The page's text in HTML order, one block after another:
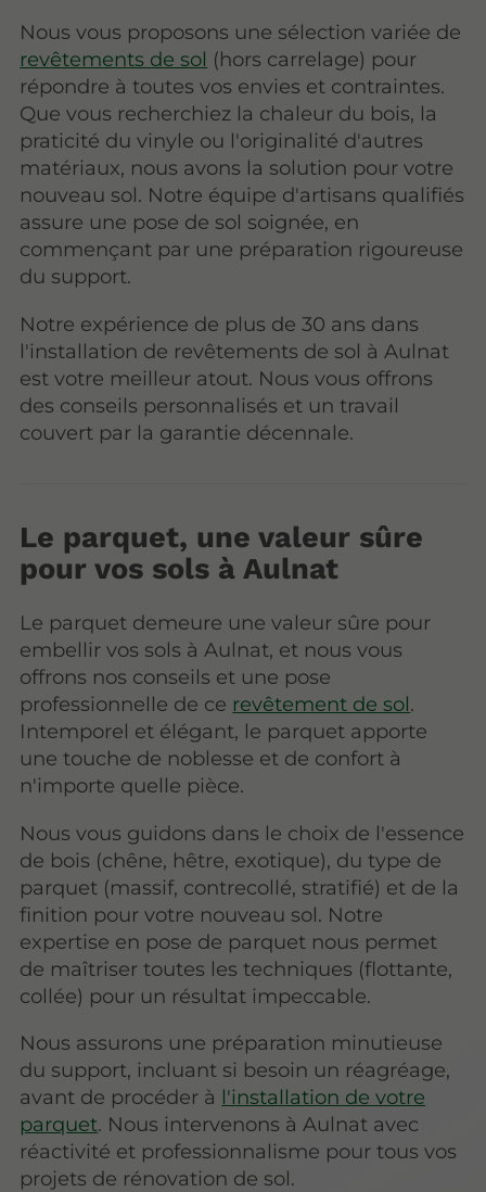
Nous vous proposons une sélection variée de
revêtements de sol (hors carrelage) pour
répondre à toutes vos envies et contraintes.
Que vous recherchiez la chaleur du bois, la
praticité du vinyle ou l'originalité d'autres
matériaux, nous avons la solution pour votre
nouveau sol. Notre équipe d'artisans qualifiés
assure une pose de sol soignée, en
commençant par une préparation rigoureuse
du support.
Notre expérience de plus de 30 ans dans
l'installation de revêtements de sol à Aulnat
est votre meilleur atout. Nous vous offrons
des conseils personnalisés et un travail
couvert par la garantie décennale.
Le parquet, une valeur sûre
pour vos sols à Aulnat
Le parquet demeure une valeur sûre pour
embellir vos sols à Aulnat, et nous vous
offrons nos conseils et une pose
professionnelle de ce revêtement de sol.
Intemporel et élégant, le parquet apporte
une touche de noblesse et de confort à
n'importe quelle pièce.
Nous vous guidons dans le choix de l'essence
de bois (chêne, hêtre, exotique), du type de
parquet (massif, contrecollé, stratifié) et de la
finition pour votre nouveau sol. Notre
expertise en pose de parquet nous permet
de maîtriser toutes les techniques (flottante,
collée) pour un résultat impeccable.
Nous assurons une préparation minutieuse
du support, incluant si besoin un réagréage,
avant de procéder à l'installation de votre
parquet. Nous intervenons à Aulnat avec
réactivité et professionnalisme pour tous vos
projets de rénovation de sol.